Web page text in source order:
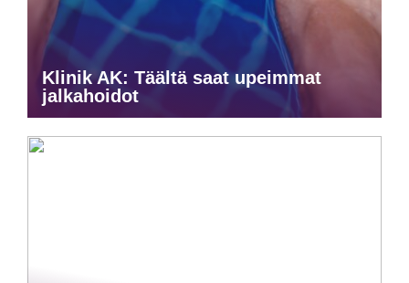
Klinik AK: Täältä saat upeimmat
jalkahoidot